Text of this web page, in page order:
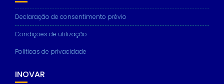
Declaração de consentimento prévio
Condições de utilização
Politicas de privacidade
INOVAR